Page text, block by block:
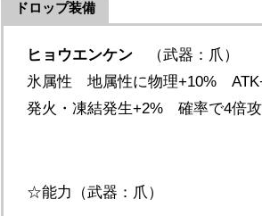
ドロップ装備
ヒョウエンケン
（武器：爪）
氷属性 地属性に物理+10%
発火・凍結発生+2% 確率で4倍
☆能力（武器：爪）